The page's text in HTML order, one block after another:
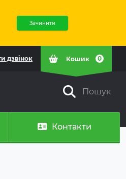
Зачинити
дзвінок Кошик 0
Пошук
Контакти